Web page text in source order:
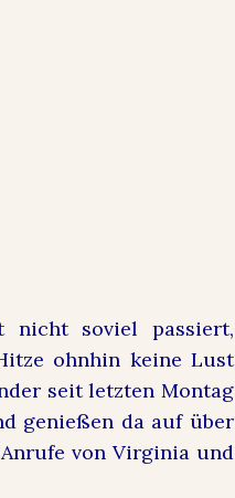
nicht soviel passiert,
ohnhin keine Lust
seit letzten Montag
genießen da auf über
von Virginia und